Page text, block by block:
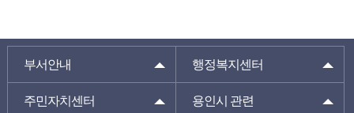
부서안내 행정복지센터
주민자치센터 용인시 관련